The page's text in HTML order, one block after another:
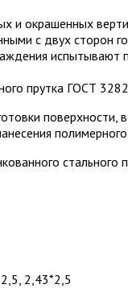
и окрашенных
с двух сторон
испытывают
прутка ГОСТ
поверхности,
2,43*2,5